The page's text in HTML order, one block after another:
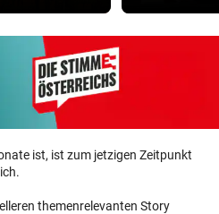
ist, ist zum jetzigen Zeitpunkt
themenrelevanten Story